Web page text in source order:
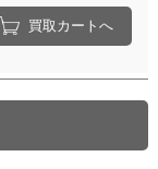
買取カートへ